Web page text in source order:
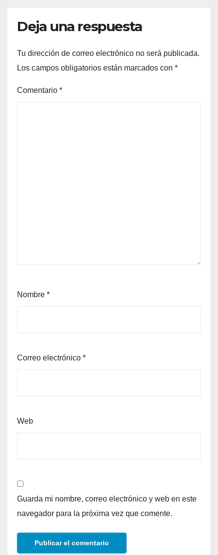
Deja una respuesta
Tu dirección de correo electrónico no será publicada.
Los campos obligatorios están marcados con *
Comentario *
Nombre *
Correo electrónico *
Web
Guarda mi nombre, correo electrónico y web en este
navegador para la próxima vez que comente.